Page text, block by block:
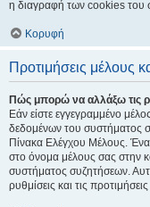
η διαγραφή των cookies του
Κορυφή
Προτιμήσεις μέλους
Πώς μπορώ να αλλάξω τις
Εάν είστε εγγεγραμμένο
δεδομένων του συστήματος
Πίνακα Ελέγχου Μέλους.
στο όνομα μέλους σας στην
συστήματος συζητήσεων.
ρυθμίσεις και τις